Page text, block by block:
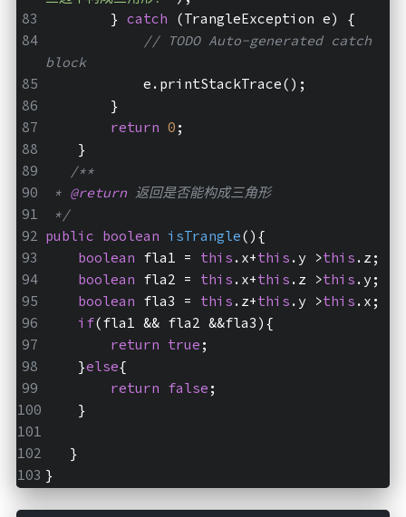
        }
catch (TrangleException e) {
// TODO Auto-generated catch
block
            e.printStackTrace();
        }
return 0 ;
    }
/**
* @return 返回是否能构成三角形
*/
public boolean isTrangle() {
boolean fla1 = this .x+this .y >this .z;
boolean fla2 = this .x+this .z >this .y;
boolean fla3 = this .z+this .y >this .x;
if(fla1 && fla2 &&fla3){
return true ;
    }
else{
return false ;
    }
   }
}